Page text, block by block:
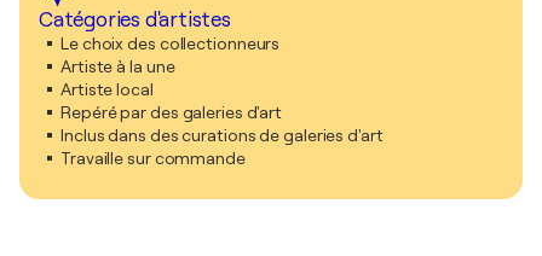
Catégories d'artistes
Le choix des collectionneurs
Artiste à la une
Artiste local
Repéré par des galeries d'art
Inclus dans des curations de galeries d'art
Travaille sur commande